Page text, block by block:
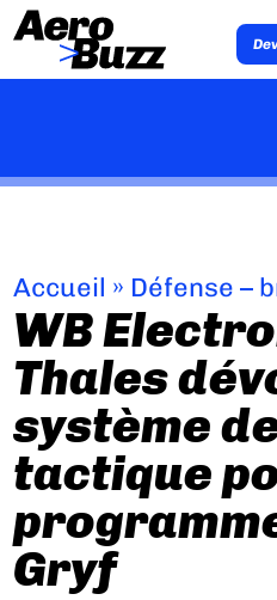
Accueil » Défense –
WB
Thales
système
tactique
Gryf